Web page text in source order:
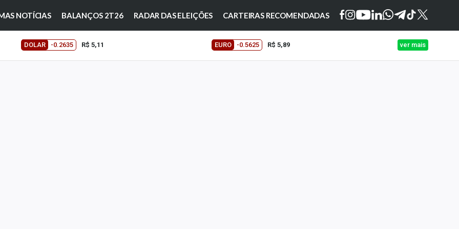
NOTÍCIAS BALANÇOS 2T26 RADAR DAS ELEIÇÕES CARTEIRAS RECOMENDADAS
DOLAR -0.2635 R$ 5,11 EURO -0.5625 R$ 5,89 ver mais